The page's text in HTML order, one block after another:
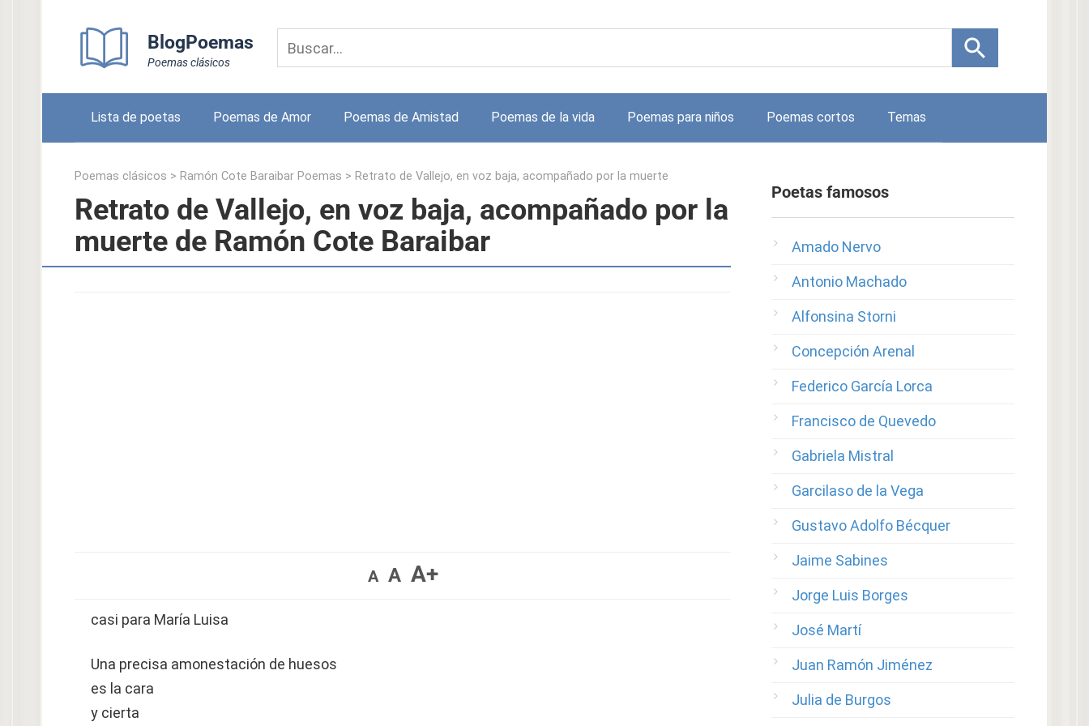
BlogPoemas
Poemas clásicos
Lista de poetas Poemas de Amor Poemas de Amistad Poemas de la vida Poemas para niños Poemas cortos Temas
Poemas clásicos > Ramón Cote Baraibar Poemas > Retrato de Vallejo, en voz baja, acompañado por la muerte
Retrato de Vallejo, en voz baja, acompañado por la
muerte de Ramón Cote Baraibar
A A A+
casi para María Luisa
Una precisa amonestación de huesos
es la cara
y cierta
Poetas famosos
Amado Nervo
Antonio Machado
Alfonsina Storni
Concepción Arenal
Federico García Lorca
Francisco de Quevedo
Gabriela Mistral
Garcilaso de la Vega
Gustavo Adolfo Bécquer
Jaime Sabines
Jorge Luis Borges
José Martí
Juan Ramón Jiménez
Julia de Burgos